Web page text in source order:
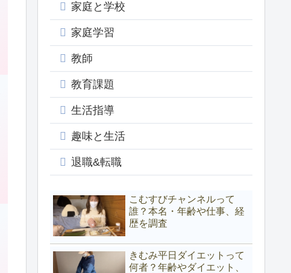
家庭と学校
家庭学習
教師
教育課題
生活指導
趣味と生活
退職&転職
こむすびチャンネルって
誰？本名・年齢や仕事、経
歴を調査
きむみ平日ダイエットって
何者？年齢やダイエット、